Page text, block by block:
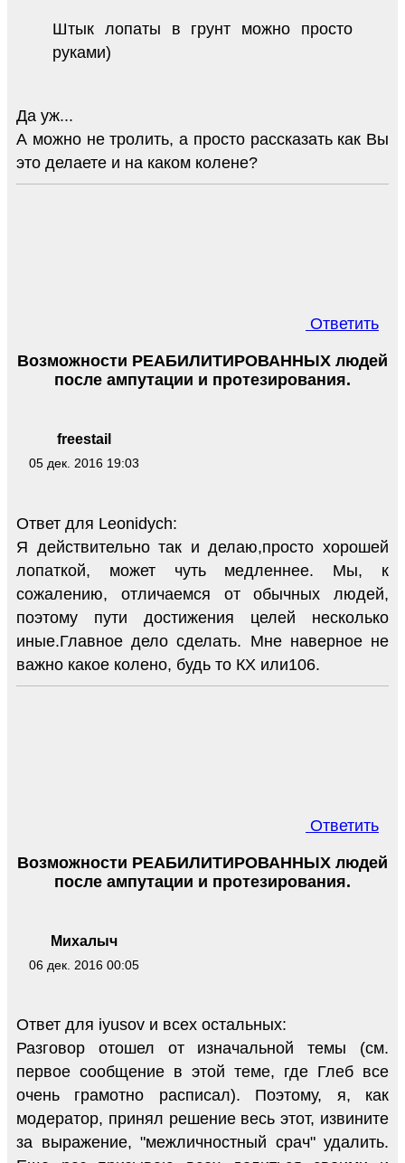
Штык лопаты в грунт можно просто
руками)
Да уж...
А можно не тролить, а просто рассказать как Вы
это делаете и на каком колене?
Ответить
freestail
05 дек. 2016 19:03
Возможности РЕАБИЛИТИРОВАННЫХ людей
после ампутации и протезирования.
Ответ для Leonidych:
Я действительно так и делаю,просто хорошей
лопаткой, может чуть медленнее. Мы, к
сожалению, отличаемся от обычных людей,
поэтому пути достижения целей несколько
иные.Главное дело сделать. Мне наверное не
важно какое колено, будь то КХ или106.
Ответить
Михалыч
06 дек. 2016 00:05
Возможности РЕАБИЛИТИРОВАННЫХ людей
после ампутации и протезирования.
Ответ для iyusov и всех остальных:
Разговор отошел от изначальной темы (см.
первое сообщение в этой теме, где Глеб все
очень грамотно расписал). Поэтому, я, как
модератор, принял решение весь этот, извините
за выражение, "межличностный срач" удалить.